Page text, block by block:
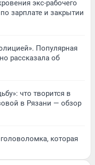
экс-рабочего
зарплате и закрытии
Популярная
рассказала об
что творится в
в Рязани — обзор
которая